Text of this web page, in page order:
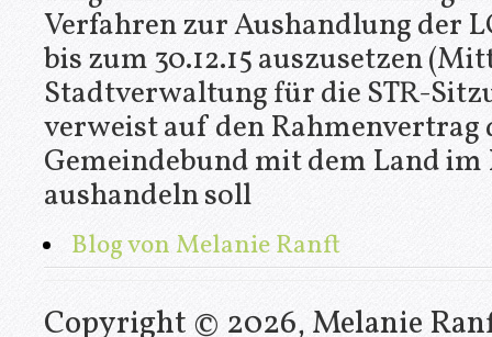
Verfahren zur Aushandlung der
bis zum 30.12.15 auszusetzen
Stadtverwaltung für die STR-
verweist auf den Rahmenvertrag
Gemeindebund mit dem Land im
aushandeln soll
Blog von Melanie Ranft
Copyright © 2026, Melanie